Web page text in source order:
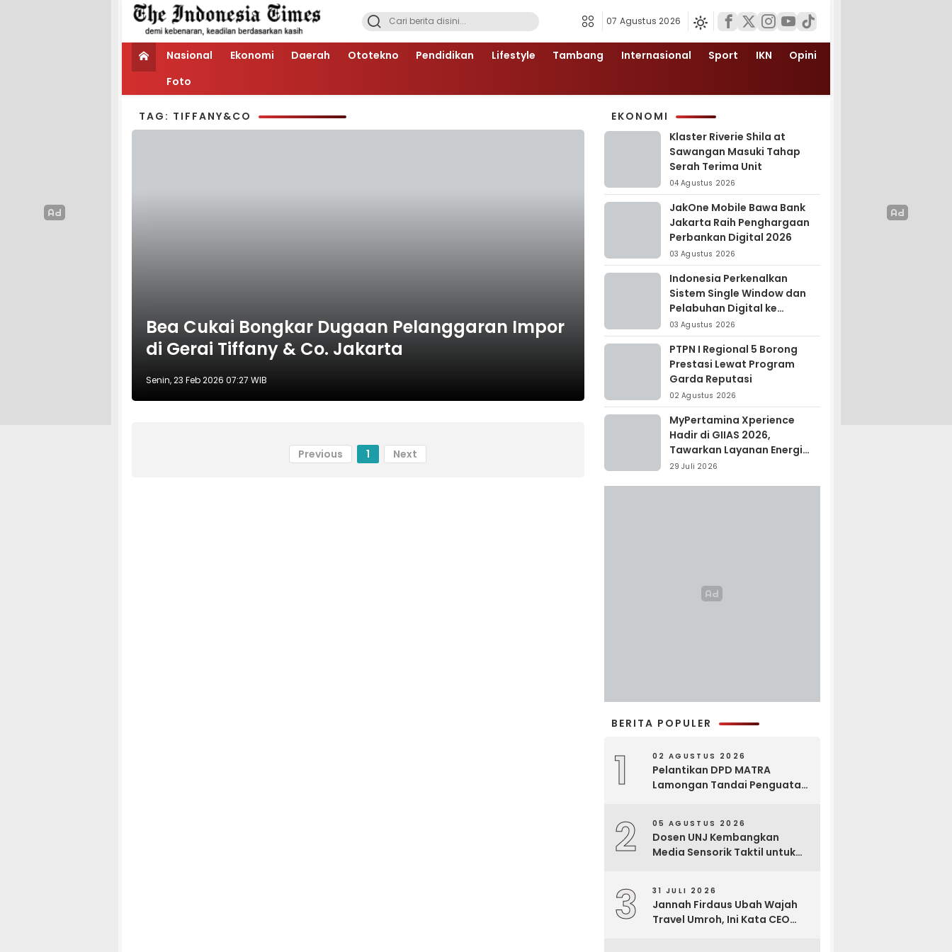
07 Agustus 2026
Nasional Ekonomi Daerah Ototekno Pendidikan Lifestyle Tambang Internasional Sport IKN
Opini
Foto
TAG: TIFFANY&CO
Bea Cukai Bongkar Dugaan Pelanggaran Impor
di Gerai Tiffany & Co. Jakarta
Senin, 23 Feb 2026 07:27 WIB
Previous 1 Next
EKONOMI
Klaster Riverie Shila at
Sawangan Masuki Tahap
Serah Terima Unit
04 Agustus 2026
JakOne Mobile Bawa Bank
Jakarta Raih Penghargaan
Perbankan Digital 2026
03 Agustus 2026
Indonesia Perkenalkan
Sistem Single Window dan
Pelabuhan Digital ke
Madagaskar
03 Agustus 2026
PTPN I Regional 5 Borong
Prestasi Lewat Program
Garda Reputasi
02 Agustus 2026
MyPertamina Xperience
Hadir di GIIAS 2026,
Tawarkan Layanan Energi
Terintegrasi
29 Juli 2026
BERITA POPULER
1 02 AGUSTUS 2026
Pelantikan DPD MATRA
Lamongan Tandai Penguatan
2 05 AGUSTUS 2026
Dosen UNJ Kembangkan
Media Sensorik Taktil untuk
3 31 JULI 2026
Jannah Firdaus Ubah Wajah
Travel Umroh, Ini Kata CEO